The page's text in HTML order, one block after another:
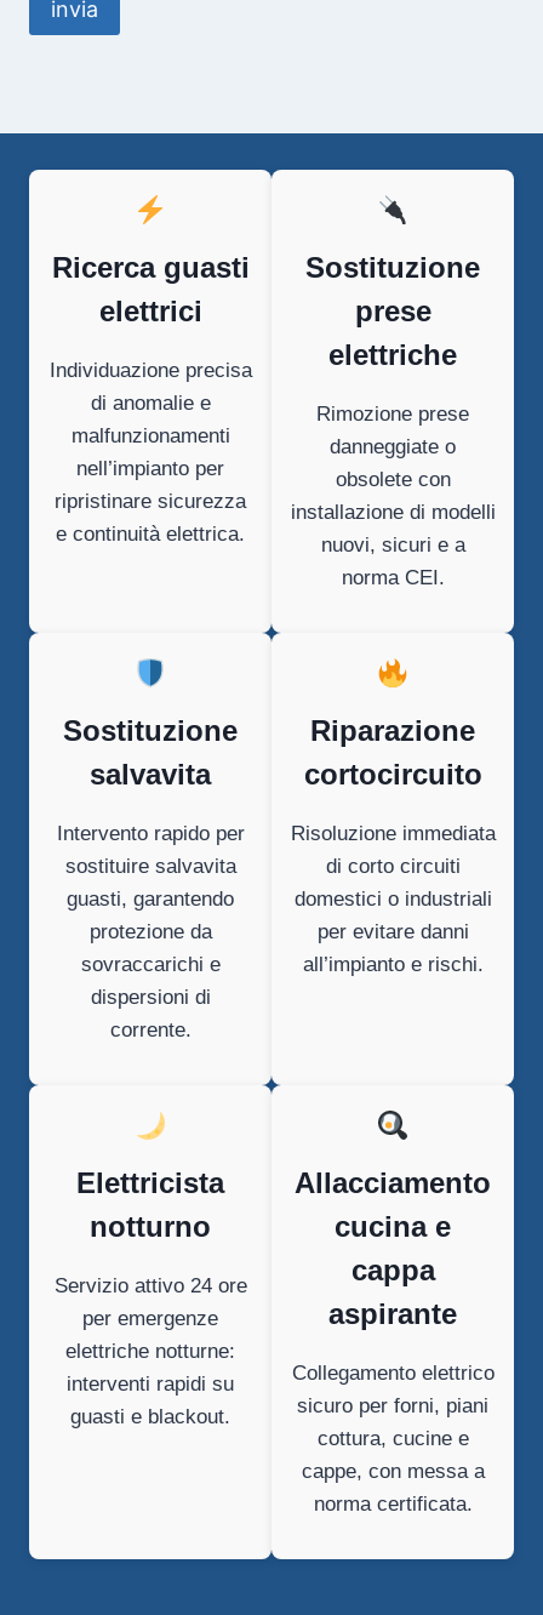
Ricerca guasti
elettrici
Individuazione precisa
di anomalie e
malfunzionamenti
nell’impianto per
ripristinare sicurezza
e continuità elettrica.
Sostituzione
prese
elettriche
Rimozione prese
danneggiate o
obsolete con
installazione di modelli
nuovi, sicuri e a
norma CEI.
Sostituzione
salvavita
Intervento rapido per
sostituire salvavita
guasti, garantendo
protezione da
sovraccarichi e
dispersioni di
corrente.
Riparazione
cortocircuito
Risoluzione immediata
di corto circuiti
domestici o industriali
per evitare danni
all’impianto e rischi.
Elettricista
notturno
Servizio attivo 24 ore
per emergenze
elettriche notturne:
interventi rapidi su
guasti e blackout.
Allacciamento
cucina e
cappa
aspirante
Collegamento elettrico
sicuro per forni, piani
cottura, cucine e
cappe, con messa a
norma certificata.